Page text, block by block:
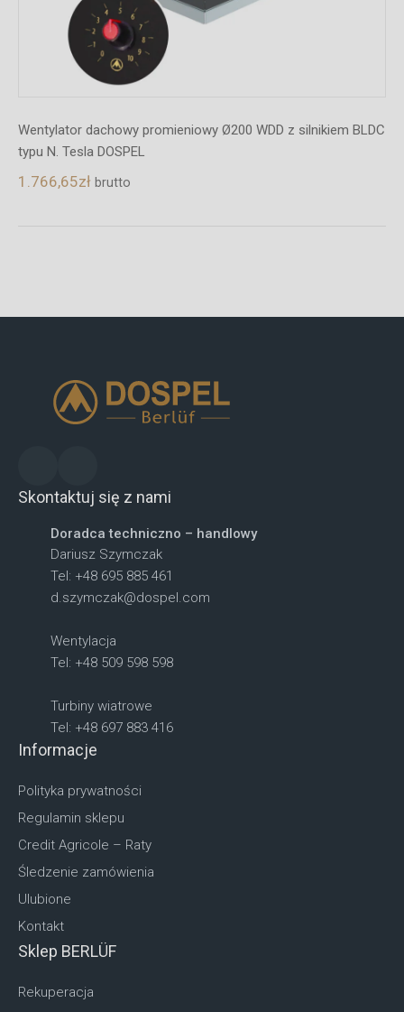
Wentylator dachowy promieniowy Ø200 WDD z silnikiem BLDC
typu N. Tesla DOSPEL
1.766,65zł brutto
Skontaktuj się z nami
Doradca techniczno – handlowy
Dariusz Szymczak
Tel: +48 695 885 461
d.szymczak@dospel.com
Wentylacja
Tel: +48 509 598 598
Turbiny wiatrowe
Tel: +48 697 883 416
Informacje
Polityka prywatności
Regulamin sklepu
Credit Agricole – Raty
Śledzenie zamówienia
Ulubione
Kontakt
Sklep BERLÜF
Rekuperacja